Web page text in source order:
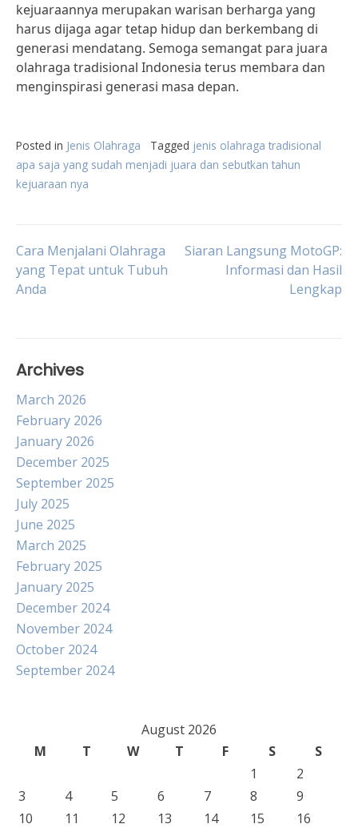
kejuaraannya merupakan warisan berharga yang
harus dijaga agar tetap hidup dan berkembang di
generasi mendatang. Semoga semangat para juara
olahraga tradisional Indonesia terus membara dan
menginspirasi generasi masa depan.
Posted in Jenis Olahraga Tagged jenis olahraga tradisional
apa saja yang sudah menjadi juara dan sebutkan tahun
kejuaraan nya
Post
navigation
Cara Menjalani Olahraga
yang Tepat untuk Tubuh
Anda
Siaran Langsung MotoGP:
Informasi dan Hasil
Lengkap
Archives
March 2026
February 2026
January 2026
December 2025
September 2025
July 2025
June 2025
March 2025
February 2025
January 2025
December 2024
November 2024
October 2024
September 2024
August 2026
M
T W T F S
S
1
2
3
4 5 6 7 8
9
10
11 12 13 14 15
16